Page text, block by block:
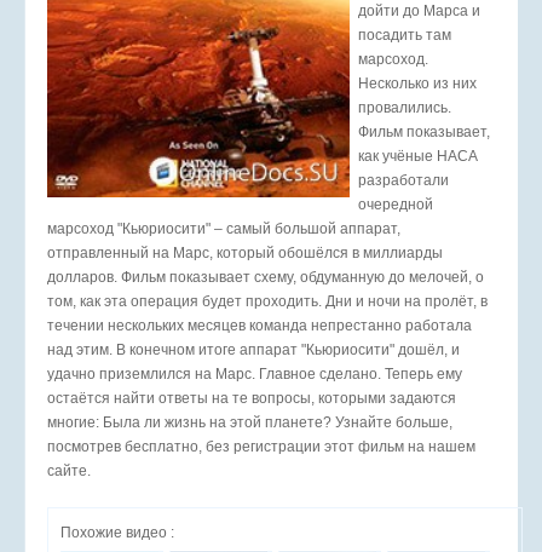
дойти до Марса и
посадить там
марсоход.
Несколько из них
провалились.
Фильм показывает,
как учёные НАСА
разработали
очередной
марсоход "Кьюриосити" – самый большой аппарат,
отправленный на Марс, который обошёлся в миллиарды
долларов. Фильм показывает схему, обдуманную до мелочей, о
том, как эта операция будет проходить. Дни и ночи на пролёт, в
течении нескольких месяцев команда непрестанно работала
над этим. В конечном итоге аппарат "Кьюриосити" дошёл, и
удачно приземлился на Марс. Главное сделано. Теперь ему
остаётся найти ответы на те вопросы, которыми задаются
многие: Была ли жизнь на этой планете? Узнайте больше,
посмотрев бесплатно, без регистрации этот фильм на нашем
сайте.
Похожие видео :